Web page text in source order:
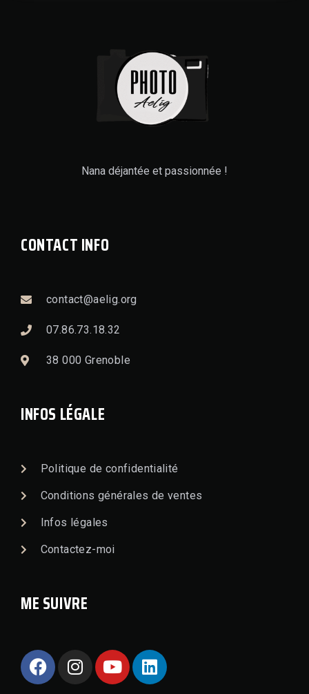
Nana déjantée et passionnée !
CONTACT INFO
contact@aelig.org
07.86.73.18.32
38 000 Grenoble
INFOS LÉGALE
Politique de confidentialité
Conditions générales de ventes
Infos légales
Contactez-moi
ME SUIVRE